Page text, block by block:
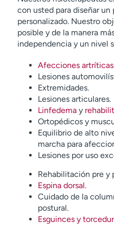
con usted para diseñar un
personalizado. Nuestro
posible y de la manera
independencia y un nivel
Afecciones
Lesiones
Extremidades.
Lesiones articulares.
Linfedemay
Ortopédicos y
Equilibrio de alto
marcha para
Lesiones por uso
Rehabilitación pre y
Espina dorsal.
Cuidado de la
postural.
Esguinces y